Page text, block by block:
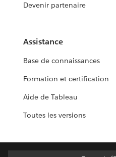
Devenir partenaire
Assistance
Base de connaissances
Formation et certification
Aide de Tableau
Toutes les versions